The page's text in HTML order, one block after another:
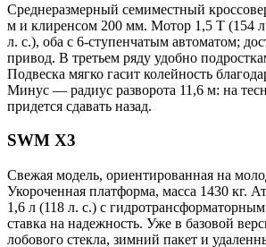
Среднеразмерный семиместный
м и клиренсом 200 мм. Мотор 1,5 Т (154
л. с.), оба с 6-ступенчатым автоматом;
привод. В третьем ряду удобно
Подвеска мягко гасит колейность
Минус — радиус разворота 11,6 м: на
придется сдавать назад.
SWM X3
Свежая модель, ориентированная на
Укороченная платформа, масса 1430 кг.
1,6 л (118 л. с.) с
ставка на надежность. Уже в базовой
лобового стекла, зимний пакет и